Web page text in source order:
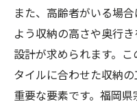
また、高齢者がいる場
よう収納の高さや奥行
設計が求められます。
タイルに合わせた収納
重要な要素です。福岡